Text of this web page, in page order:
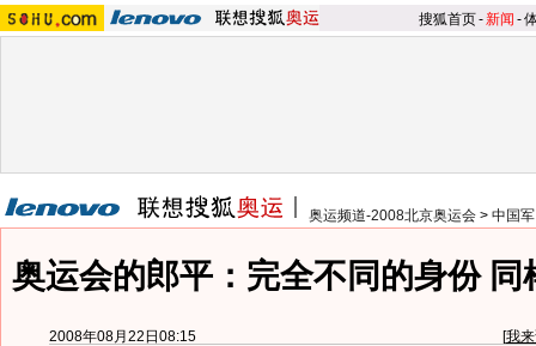
搜狐首页-新闻 -
奥运频道-2008北京奥运会 > 中国
奥运会的郎平：完全不同的身份 同
2008年08月22日08:15 [我